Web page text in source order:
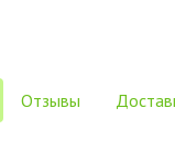
Отзывы